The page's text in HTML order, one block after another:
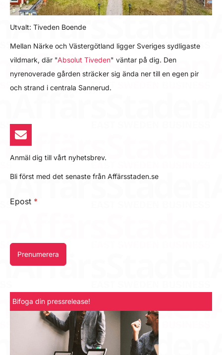
Utvalt: Tiveden Boende
Mellan Närke och Västergötland ligger Sveriges sydligaste
vildmark, där "Absolut Tiveden" väntar på dig. Den
nyrenoverade gården sträcker sig ända ner till en egen pir
och strand i centrala Sannerud.
Anmäl dig till vårt nyhetsbrev.
Bli först med det senaste från Affärsstaden.se
Epost *
Prenumerera
Bifoga din pressrelease!